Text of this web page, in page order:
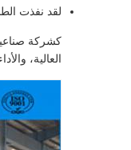
لقد نفذت
العالية،